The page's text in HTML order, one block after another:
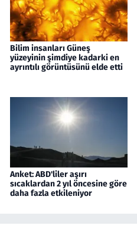
Bilim insanları Güneş
yüzeyinin şimdiye kadarki en
ayrıntılı görüntüsünü elde etti
Anket: ABD'liler aşırı
sıcaklardan 2 yıl öncesine göre
daha fazla etkileniyor